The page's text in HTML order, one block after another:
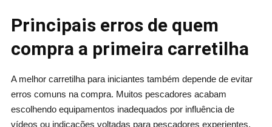
Principais erros de quem
compra a primeira carretilha
A melhor carretilha para iniciantes também depende de evitar
erros comuns na compra. Muitos pescadores acabam
escolhendo equipamentos inadequados por influência de
vídeos ou indicações voltadas para pescadores experientes.